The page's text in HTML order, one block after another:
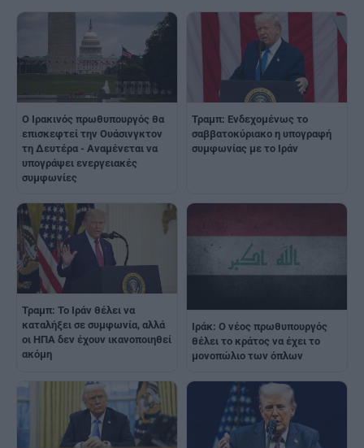
Ο Ιρακινός πρωθυπουργός θα
επισκεφτεί την Ουάσινγκτον
τη Δευτέρα - Αναμένεται να
υπογράψει ενεργειακές
συμφωνίες
Τραμπ: Ενδεχομένως το
σαββατοκύριακο η υπογραφή
συμφωνίας με το Ιράν
Τραμπ: Το Ιράν θέλει να
καταλήξει σε συμφωνία, αλλά
οι ΗΠΑ δεν έχουν ικανοποιηθεί
ακόμη
Ιράκ: Ο νέος πρωθυπουργός
θέλει το κράτος να έχει το
μονοπώλιο των όπλων